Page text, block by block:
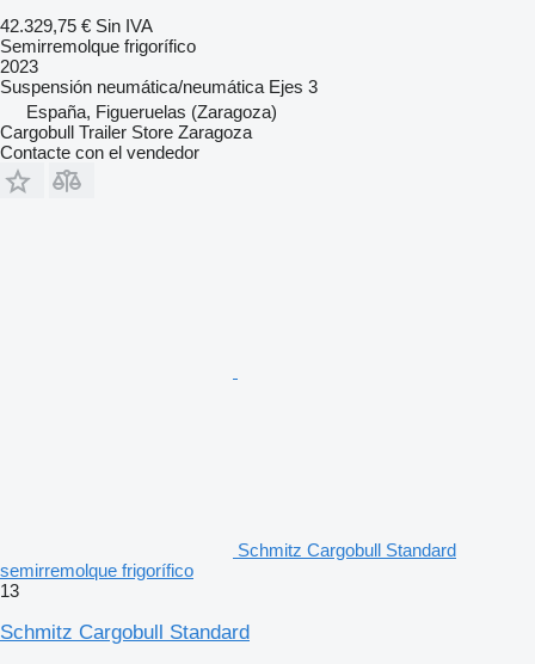
42.329,75 € Sin IVA
Semirremolque frigorífico
2023
Suspensión neumática/neumática Ejes 3
España, Figueruelas (Zaragoza)
Cargobull Trailer Store Zaragoza
Contacte con el vendedor
Schmitz Cargobull Standard
semirremolque frigorífico
13
Schmitz Cargobull Standard